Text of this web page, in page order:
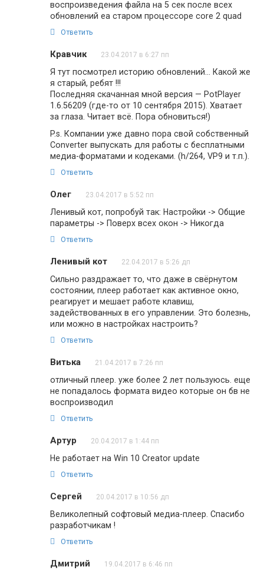
воспроизведения файла на 5 сек после всех
обновлений еа старом процессоре core 2 quad
Ответить
Кравчик 23.04.2017 в 6:27 пп
Я тут посмотрел историю обновлений… Какой же
я старый, ребят !!!
Последняя скачанная мной версия — PotPlayer
1.6.56209 (где-то от 10 сентября 2015). Хватает
за глаза. Читает всё. Пора обновиться!)
P.s. Компании уже давно пора свой собственный
Converter выпускать для работы с бесплатными
медиа-форматами и кодеками. (h/264, VP9 и т.п.).
Ответить
Олег 23.04.2017 в 5:52 пп
Ленивый кот, попробуй так: Настройки -> Общие
параметры -> Поверх всех окон -> Никогда
Ответить
Ленивый кот 22.04.2017 в 5:26 дп
Сильно раздражает то, что даже в свёрнутом
состоянии, плеер работает как активное окно,
реагирует и мешает работе клавиш,
задействованных в его управлении. Это болезнь,
или можно в настройках настроить?
Ответить
Витька 21.04.2017 в 7:26 пп
отличный плеер. уже более 2 лет пользуюсь. еще
не попадалось формата видео которые он бв не
воспроизводил
Ответить
Артур 20.04.2017 в 1:44 пп
Не работает на Win 10 Creator update
Ответить
Сергей 20.04.2017 в 10:56 дп
Великолепный софтовый медиа-плеер. Спасибо
разработчикам !
Ответить
Дмитрий 19.04.2017 в 6:46 пп